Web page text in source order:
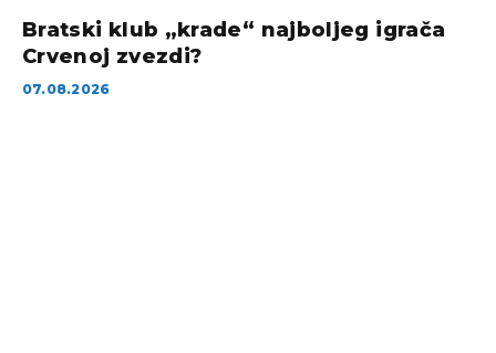
Bratski klub „krade“ najboljeg igrača
Crvenoj zvezdi?
07.08.2026